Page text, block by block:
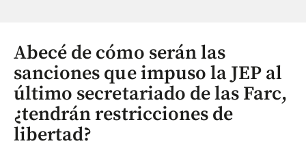
Abecé de cómo serán las
sanciones que impuso la JEP al
último secretariado de las Farc,
¿tendrán restricciones de
libertad?